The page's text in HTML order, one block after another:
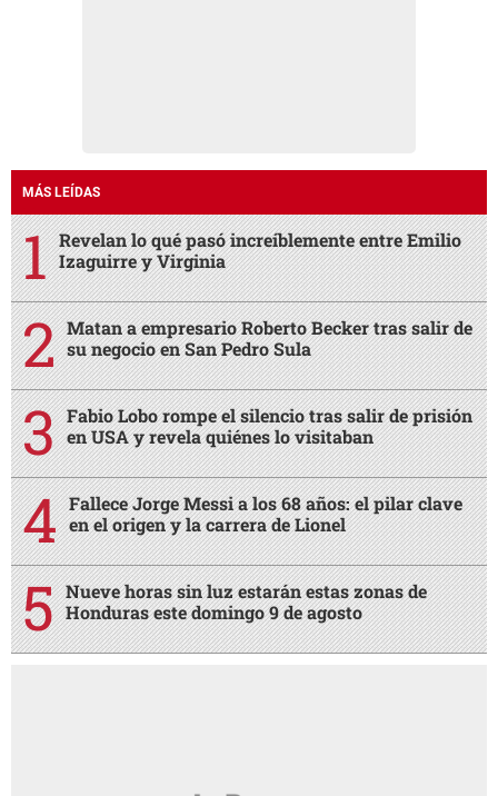
MÁS LEÍDAS
Revelan lo qué pasó increíblemente entre Emilio
Izaguirre y Virginia
Matan a empresario Roberto Becker tras salir de
su negocio en San Pedro Sula
Fabio Lobo rompe el silencio tras salir de prisión
en USA y revela quiénes lo visitaban
Fallece Jorge Messi a los 68 años: el pilar clave
en el origen y la carrera de Lionel
Nueve horas sin luz estarán estas zonas de
Honduras este domingo 9 de agosto